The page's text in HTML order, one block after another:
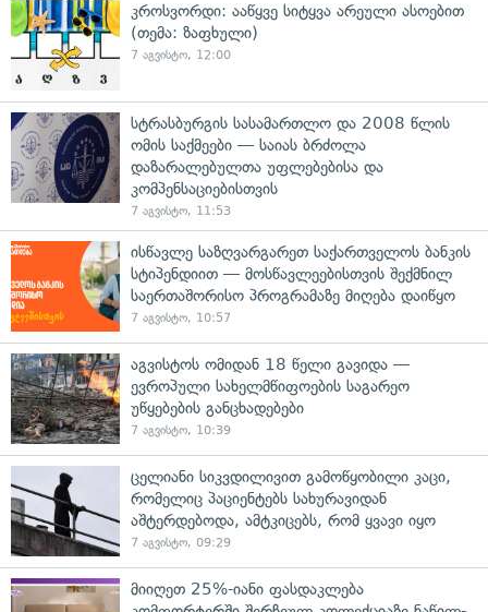
კროსვორდი: ააწყვე სიტყვა არეული ასოებით
(თემა: ზაფხული)
7 აგვისტო, 12:00
სტრასბურგის სასამართლო და 2008 წლის
ომის საქმეები — საიას ბრძოლა
დაზარალებულთა უფლებებისა და
კომპენსაციებისთვის
7 აგვისტო, 11:53
ისწავლე საზღვარგარეთ საქართველოს ბანკის
სტიპენდიით — მოსწავლეებისთვის შექმნილ
საერთაშორისო პროგრამაზე მიღება დაიწყო
7 აგვისტო, 10:57
აგვისტოს ომიდან 18 წელი გავიდა —
ევროპული სახელმწიფოების საგარეო
უწყებების განცხადებები
7 აგვისტო, 10:39
ცელიანი სიკვდილივით გამოწყობილი კაცი,
რომელიც პაციენტებს სახურავიდან
აშტერდებოდა, ამტკიცებს, რომ ყვავი იყო
7 აგვისტო, 09:29
მიიღეთ 25%-იანი ფასდაკლება